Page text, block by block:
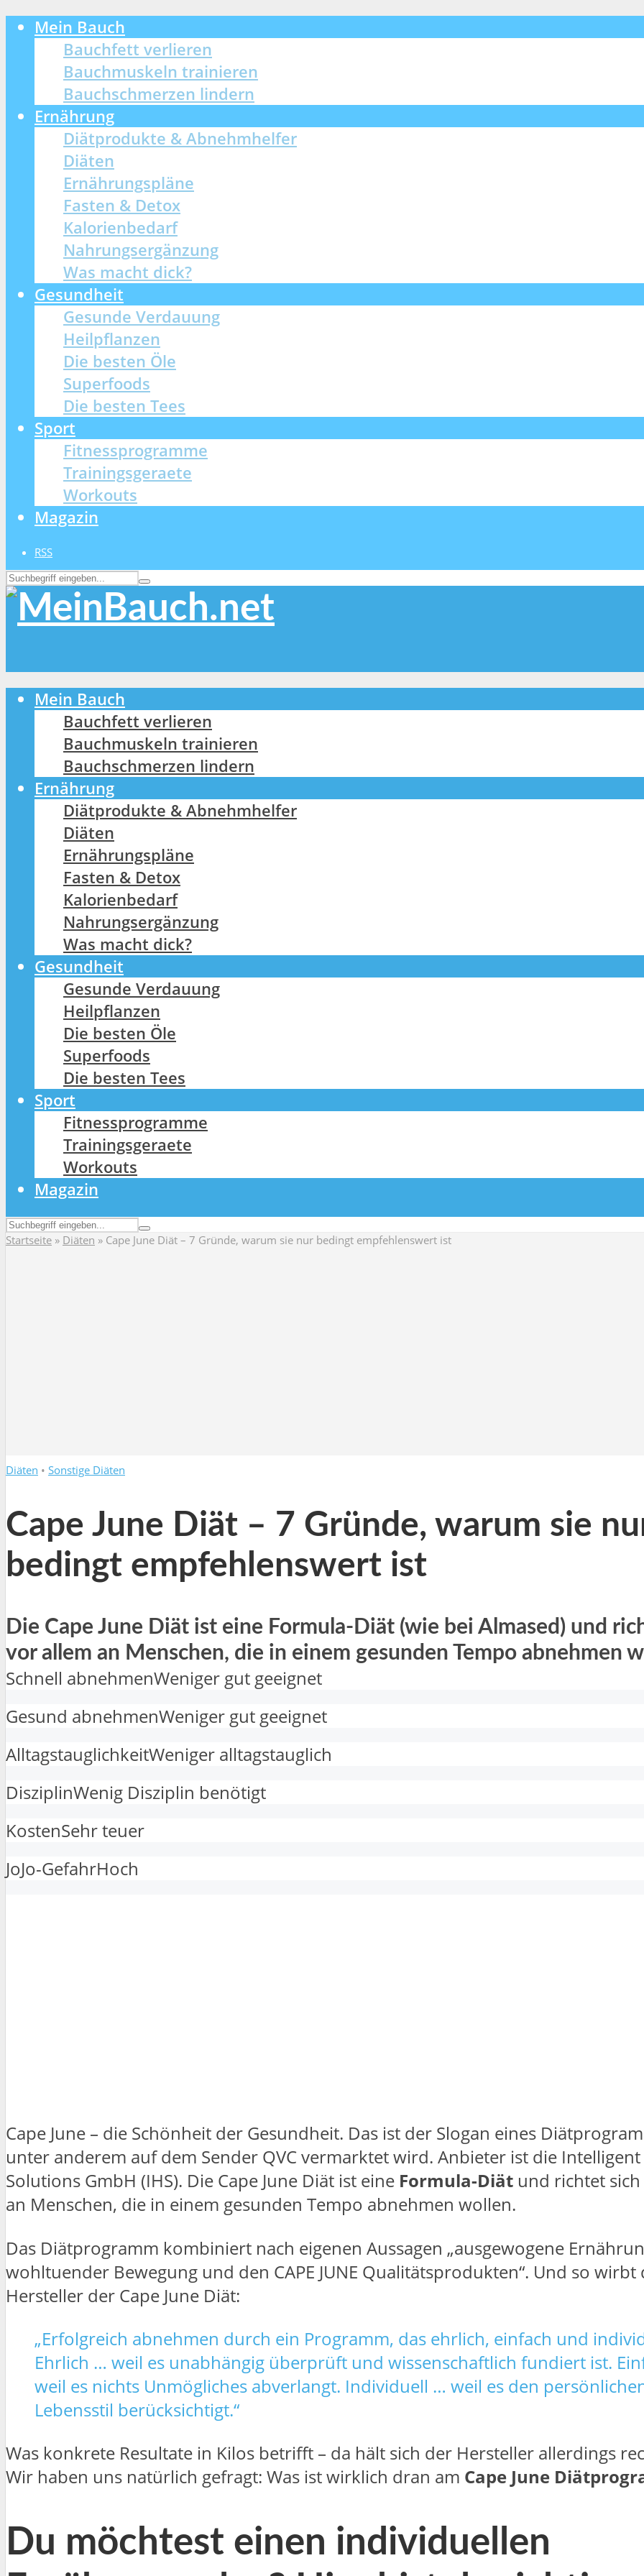
Mein Bauch
Bauchfett verlieren
Bauchmuskeln trainieren
Bauchschmerzen lindern
Ernährung
Diätprodukte & Abnehmhelfer
Diäten
Ernährungspläne
Fasten & Detox
Kalorienbedarf
Nahrungsergänzung
Was macht dick?
Gesundheit
Gesunde Verdauung
Heilpflanzen
Die besten Öle
Superfoods
Die besten Tees
Sport
Fitnessprogramme
Trainingsgeraete
Workouts
Magazin
RSS
Mein Bauch
Bauchfett verlieren
Bauchmuskeln trainieren
Bauchschmerzen lindern
Ernährung
Diätprodukte & Abnehmhelfer
Diäten
Ernährungspläne
Fasten & Detox
Kalorienbedarf
Nahrungsergänzung
Was macht dick?
Gesundheit
Gesunde Verdauung
Heilpflanzen
Die besten Öle
Superfoods
Die besten Tees
Sport
Fitnessprogramme
Trainingsgeraete
Workouts
Magazin
Startseite » Diäten » Cape June Diät – 7 Gründe, warum sie nur bedingt empfehlenswert ist
Diäten • Sonstige Diäten
Cape June Diät – 7 Gründe, warum sie
bedingt empfehlenswert ist
Die Cape June Diät ist eine Formula-Diät (wie bei Almased) und
vor allem an Menschen, die in einem gesunden Tempo abnehmen
Schnell abnehmenWeniger gut geeignet
Gesund abnehmenWeniger gut geeignet
AlltagstauglichkeitWeniger alltagstauglich
DisziplinWenig Disziplin benötigt
KostenSehr teuer
JoJo-GefahrHoch
Cape June – die Schönheit der Gesundheit. Das ist der Slogan eines
unter anderem auf dem Sender QVC vermarktet wird. Anbieter ist die
Solutions GmbH (IHS). Die Cape June Diät ist eine Formula-Diät und richtet
an Menschen, die in einem gesunden Tempo abnehmen wollen.
Das Diätprogramm kombiniert nach eigenen Aussagen „ausgewogene
wohltuender Bewegung und den CAPE JUNE Qualitätsprodukten“. Und so wirbt
Hersteller der Cape June Diät:
„Erfolgreich abnehmen durch ein Programm, das ehrlich, einfach und
Ehrlich … weil es unabhängig überprüft und wissenschaftlich fundiert ist.
weil es nichts Unmögliches abverlangt. Individuell … weil es den
Lebensstil berücksichtigt.“
Was konkrete Resultate in Kilos betrifft – da hält sich der Hersteller allerdings
Wir haben uns natürlich gefragt: Was ist wirklich dran am Cape June
Du möchtest einen individuellen